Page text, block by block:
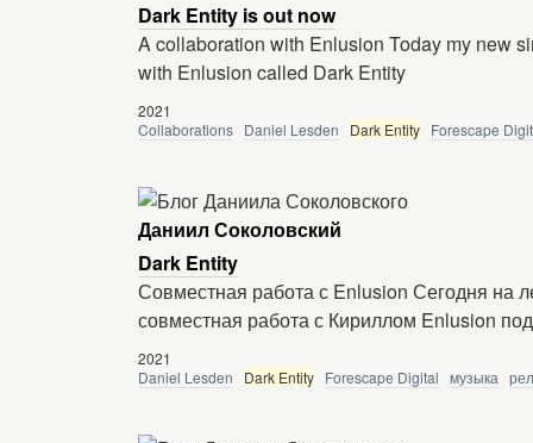
Dark Entity is out now
A collaboration with Enlusion Today my new
with Enlusion called Dark Entity
2021
Collaborations Daniel Lesden Dark Entity Forescape
Даниил Соколовский
Dark Entity
Совместная работа с Enlusion Сегодня
совместная работа с Кириллом Enlusion
2021
Daniel Lesden
Dark Entity Forescape Digital музыка